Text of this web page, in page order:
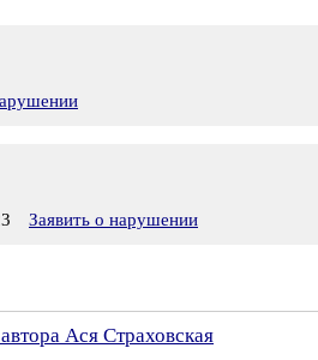
Заявить о нарушении
Ася Страховская